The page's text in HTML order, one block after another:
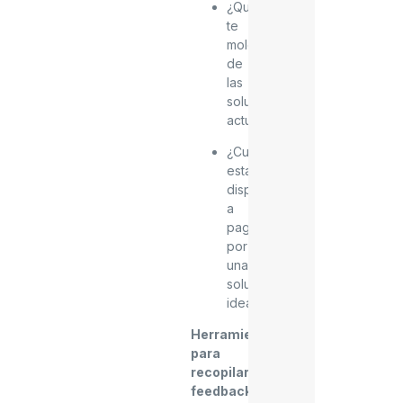
¿Qué
te
molesta
de
las
soluciones
actuales?
¿Cuánto
estarías
dispuesto
a
pagar
por
una
solución
ideal?
Herramientas
para
recopilar
feedback